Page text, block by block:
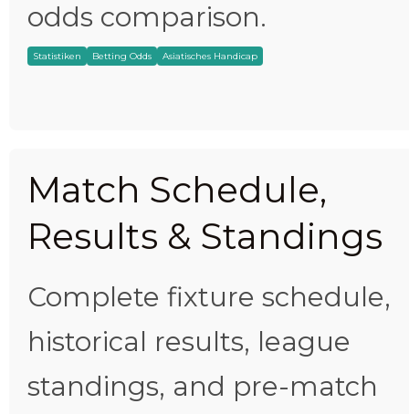
odds comparison.
Statistiken Betting Odds Asiatisches Handicap
Match Schedule,
Results & Standings
Complete fixture schedule,
historical results, league
standings, and pre-match